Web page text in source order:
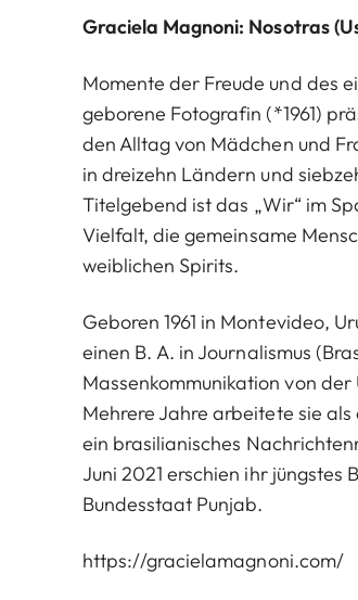
Graciela Magnoni: Nosotras
Momente der Freude und des
geborene Fotografin (*1961)
den Alltag von Mädchen und
in dreizehn Ländern und
Titelgebend ist das „Wir“ im
Vielfalt, die gemeinsame
weiblichen Spirits.
Geboren 1961 in Montevideo,
einen B. A. in Journalismus
Massenkommunikation von
Mehrere Jahre arbeitete sie
ein brasilianisches
Juni 2021 erschien ihr jüngstes
Bundesstaat Punjab.
https://gracielamagnoni.com/